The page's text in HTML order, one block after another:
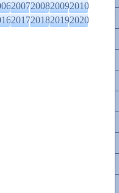
2007200820092010
2017201820192020